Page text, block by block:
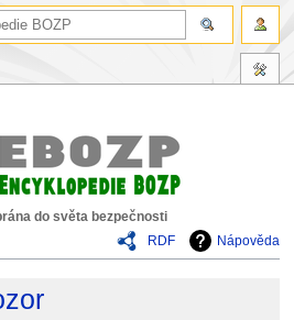
do světa bezpečnosti
RDF
Nápověda